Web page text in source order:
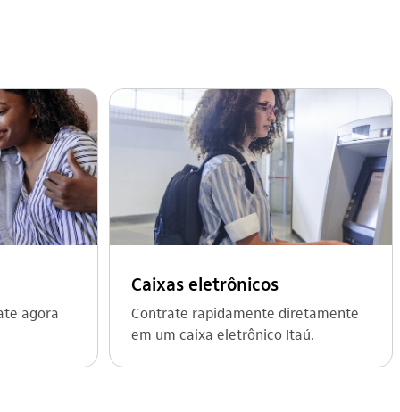
agora
Caixas eletrônicos
Contrate rapidamente diretamente
em um caixa eletrônico Itaú.